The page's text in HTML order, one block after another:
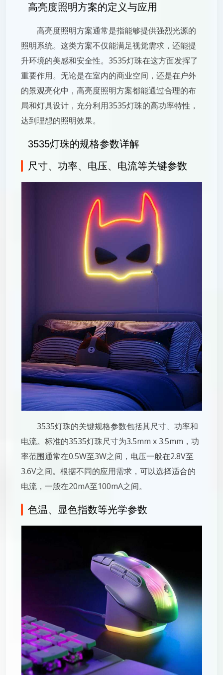
高亮度照明方案的定义与应用
高亮度照明方案通常是指能够提供强烈光源的
照明系统。这类方案不仅能满足视觉需求，还能提
升环境的美感和安全性。3535灯珠在这方面发挥了
重要作用。无论是在室内的商业空间，还是在户外
的景观亮化中，高亮度照明方案都能通过合理的布
局和灯具设计，充分利用3535灯珠的高功率特性，
达到理想的照明效果。
3535灯珠的规格参数详解
尺寸、功率、电压、电流等关键参数
3535灯珠的关键规格参数包括其尺寸、功率和
电流。标准的3535灯珠尺寸为3.5mm x 3.5mm，功
率范围通常在0.5W至3W之间，电压一般在2.8V至
3.6V之间。根据不同的应用需求，可以选择适合的
电流，一般在20mA至100mA之间。
色温、显色指数等光学参数